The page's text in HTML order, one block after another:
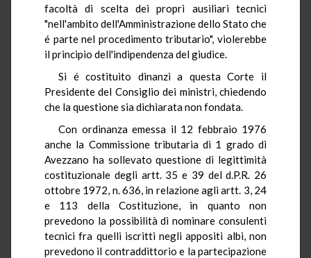
facoltà di scelta dei propri ausiliari tecnici
"nell'ambito dell'Amministrazione dello Stato che
é parte nel procedimento tributario", violerebbe
il principio dell'indipendenza del giudice.
Si é costituito dinanzi a questa Corte il
Presidente del Consiglio dei ministri, chiedendo
che la questione sia dichiarata non fondata.
Con ordinanza emessa il 12 febbraio 1976
anche la Commissione tributaria di 1 grado di
Avezzano ha sollevato questione di legittimità
costituzionale degli artt. 35 e 39 del d.P.R. 26
ottobre 1972, n. 636, in relazione agli artt. 3, 24
e 113 della Costituzione, in quanto non
prevedono la possibilità di nominare consulenti
tecnici fra quelli iscritti negli appositi albi, non
prevedono il contraddittorio e la partecipazione